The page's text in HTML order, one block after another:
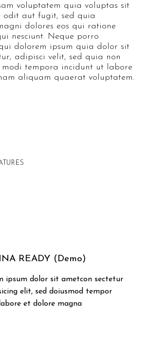
voluptatem quia voluptas sit
odit aut fugit, sed quia
dolores eos qui ratione
nesciunt. Neque porro
dolorem ipsum quia dolor sit
adipisci velit, sed quia non
modi tempora incidunt ut labore
aliquam quaerat voluptatem.
READY (Demo)
ipsum dolor sit ametcon sectetur
elit, sed doiusmod tempor
et dolore magna